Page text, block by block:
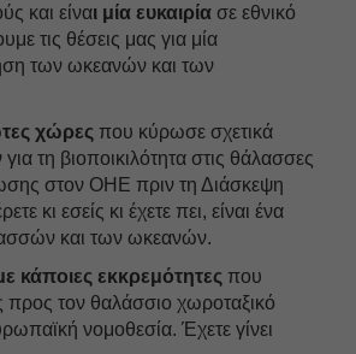
και είναι μία ευκαιρία σε εθνικό
τις θέσεις μας για μία
των ωκεανών και των
χώρες που κύρωσε σχετικά
τη βιοποικιλότητα στις θάλασσες
στον ΟΗΕ πριν τη Διάσκεψη
κι εσείς κι έχετε πει, είναι ένα
και των ωκεανών.
κάποιες εκκρεμότητες που
προς τον θαλάσσιο χωροταξικό
νομοθεσία. Έχετε γίνει